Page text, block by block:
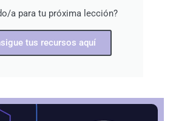
a para tu próxima lección?
tus recursos aquí